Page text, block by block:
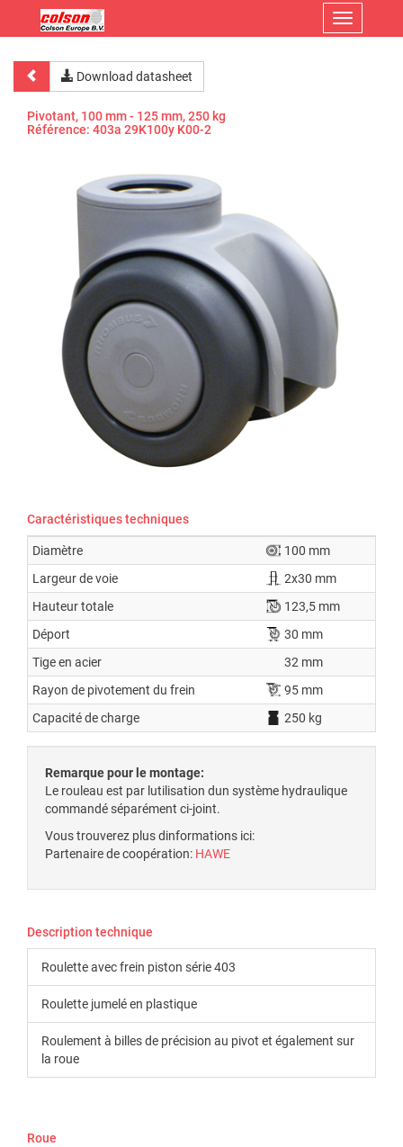
Menu
Download datasheet
Pivotant, 100 mm - 125 mm, 250 kg
Référence: 403a 29K100y K00-2
Caractéristiques techniques
Diamètre
100 mm
Largeur de voie
2x30 mm
Hauteur totale
123,5 mm
Déport
30 mm
Tige en acier
32 mm
Rayon de pivotement du frein
95 mm
Capacité de charge
250 kg
Remarque pour le montage:
Le rouleau est par lutilisation dun système hydraulique
commandé séparément ci-joint.
Vous trouverez plus dinformations ici:
Partenaire de coopération: HAWE
Description technique
Roulette avec frein piston série 403
Roulette jumelé en plastique
Roulement à billes de précision au pivot et également sur
la roue
Roue